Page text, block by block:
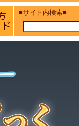
初めての方 ご利用ガ
■サイト内検索■